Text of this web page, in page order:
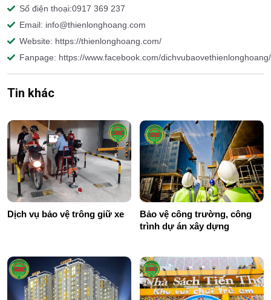
Số điện thoại:0917 369 237
Email: info@thienlonghoang.com
Website: https://thienlonghoang.com/
Fanpage: https://www.facebook.com/dichvubaovethienlonghoang/
Tin khác
Dịch vụ bảo vệ trông giữ xe
Bảo vệ công trường, công
trình dự án xây dựng